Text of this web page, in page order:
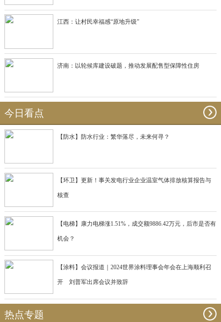
江西：让村民幸福感“原地升级”
济南：以轮候库建设破题，推动发展配售型保障性住房
今日看点
【防水】防水行业：繁华落尽，未来何寻？
【环卫】更新！事关发电行业企业温室气体排放核算报告与
核查
【电梯】康力电梯涨1.51%，成交额9886.42万元，后市是否有
机会？
【涂料】会议报道｜2024世界涂料理事会年会在上海顺利召
开 刘普军出席会议并致辞
热点专题